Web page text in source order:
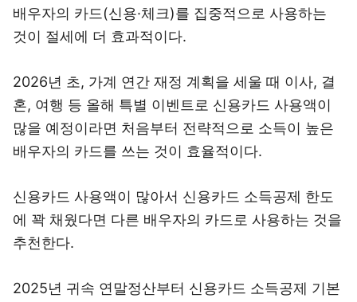
배우자의 카드(신용·체크)를 집중적으로 사용하는
것이 절세에 더 효과적이다.
2026년 초, 가계 연간 재정 계획을 세울 때 이사, 결
혼, 여행 등 올해 특별 이벤트로 신용카드 사용액이
많을 예정이라면 처음부터 전략적으로 소득이 높은
배우자의 카드를 쓰는 것이 효율적이다.
신용카드 사용액이 많아서 신용카드 소득공제 한도
에 꽉 채웠다면 다른 배우자의 카드로 사용하는 것을
추천한다.
2025년 귀속 연말정산부터 신용카드 소득공제 기본